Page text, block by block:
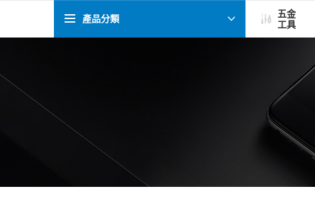
產品分類
五金
工具